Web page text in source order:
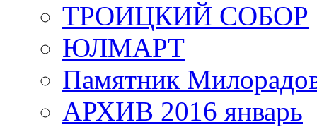
ТРОИЦКИЙ СОБОР
ЮЛМАРТ
Памятник
АРХИВ 2016 январь